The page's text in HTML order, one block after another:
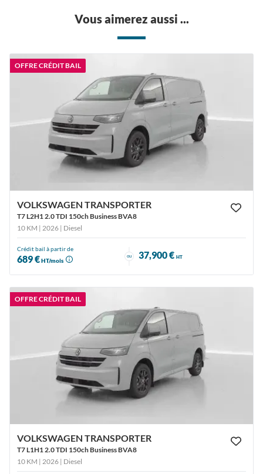
Vous aimerez aussi ...
OFFRE CRÉDIT BAIL
VOLKSWAGEN TRANSPORTER
T7 L2H1 2.0 TDI 150ch Business BVA8
10 KM | 2026 | Diesel
Crédit bail à partir de
689 €HT/mois
ou 37,900 € HT
OFFRE CRÉDIT BAIL
VOLKSWAGEN TRANSPORTER
T7 L1H1 2.0 TDI 150ch Business BVA8
10 KM | 2026 | Diesel